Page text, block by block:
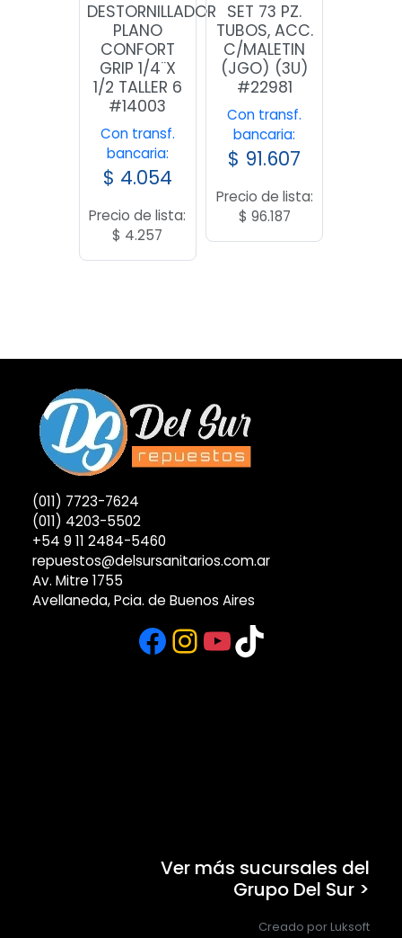
DESTORNILLADOR
PLANO
CONFORT
GRIP 1/4¨X
1/2 TALLER 6
#14003
Con transf.
bancaria:
$ 4.054
Precio de lista:
$ 4.257
SET 73 PZ.
TUBOS, ACC.
C/MALETIN
(JGO) (3U)
#22981
Con transf.
bancaria:
$ 91.607
Precio de lista:
$ 96.187
(011) 7723-7624
(011) 4203-5502
+54 9 11 2484-5460
repuestos@delsursanitarios.com.ar
Av. Mitre 1755
Avellaneda, Pcia. de Buenos Aires
Facebook
Instagram
YouTube
TikTok
Ver más sucursales del
Grupo Del Sur >
Creado por Luksoft